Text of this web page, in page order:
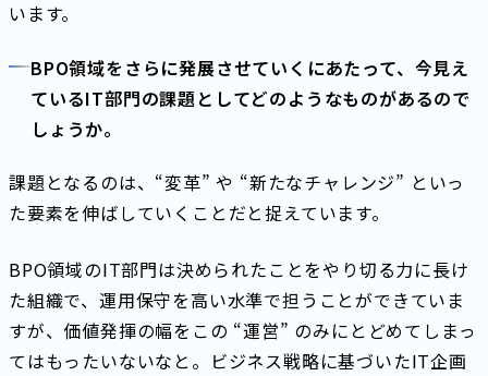
います。
BPO領域をさらに発展させていくにあたって、今見え
ているIT部門の課題としてどのようなものがあるので
しょうか。
課題となるのは、“変革” や “新たなチャレンジ” といっ
た要素を伸ばしていくことだと捉えています。
BPO領域のIT部門は決められたことをやり切る力に長け
た組織で、運用保守を高い水準で担うことができていま
すが、価値発揮の幅をこの “運営” のみにとどめてしまっ
てはもったいないなと。ビジネス戦略に基づいたIT企画